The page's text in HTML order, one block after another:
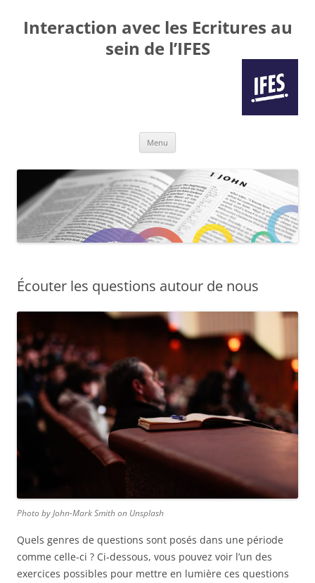
Interaction avec les Ecritures au
sein de l’IFES
Menu
Écouter les questions autour de nous
Photo by John-Mark Smith on Unsplash
Quels genres de questions sont posés dans une période
comme celle-ci ? Ci-dessous, vous pouvez voir l’un des
exercices possibles pour mettre en lumière ces questions